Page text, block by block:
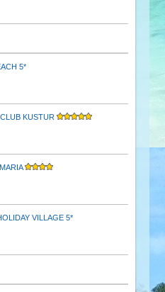
5*
KUSTUR
VILLAGE 5*